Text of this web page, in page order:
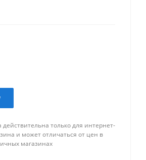
действительна только для интернет-
и может отличаться от цен в
магазинах